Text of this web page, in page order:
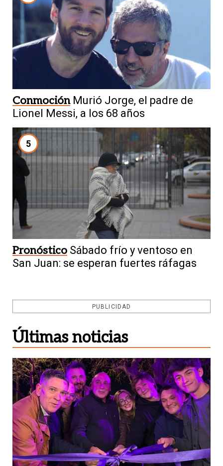
Conmoción Murió Jorge, el padre de
Lionel Messi, a los 68 años
5
Pronóstico Sábado frío y ventoso en
San Juan: se esperan fuertes ráfagas
PUBLICIDAD
Últimas noticias